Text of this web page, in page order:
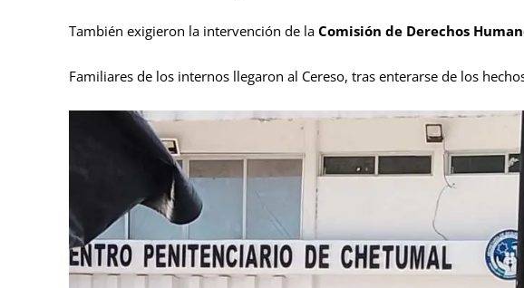
También exigieron la intervención de la Comisión de Derechos
Familiares de los internos llegaron al Cereso, tras enterarse de los